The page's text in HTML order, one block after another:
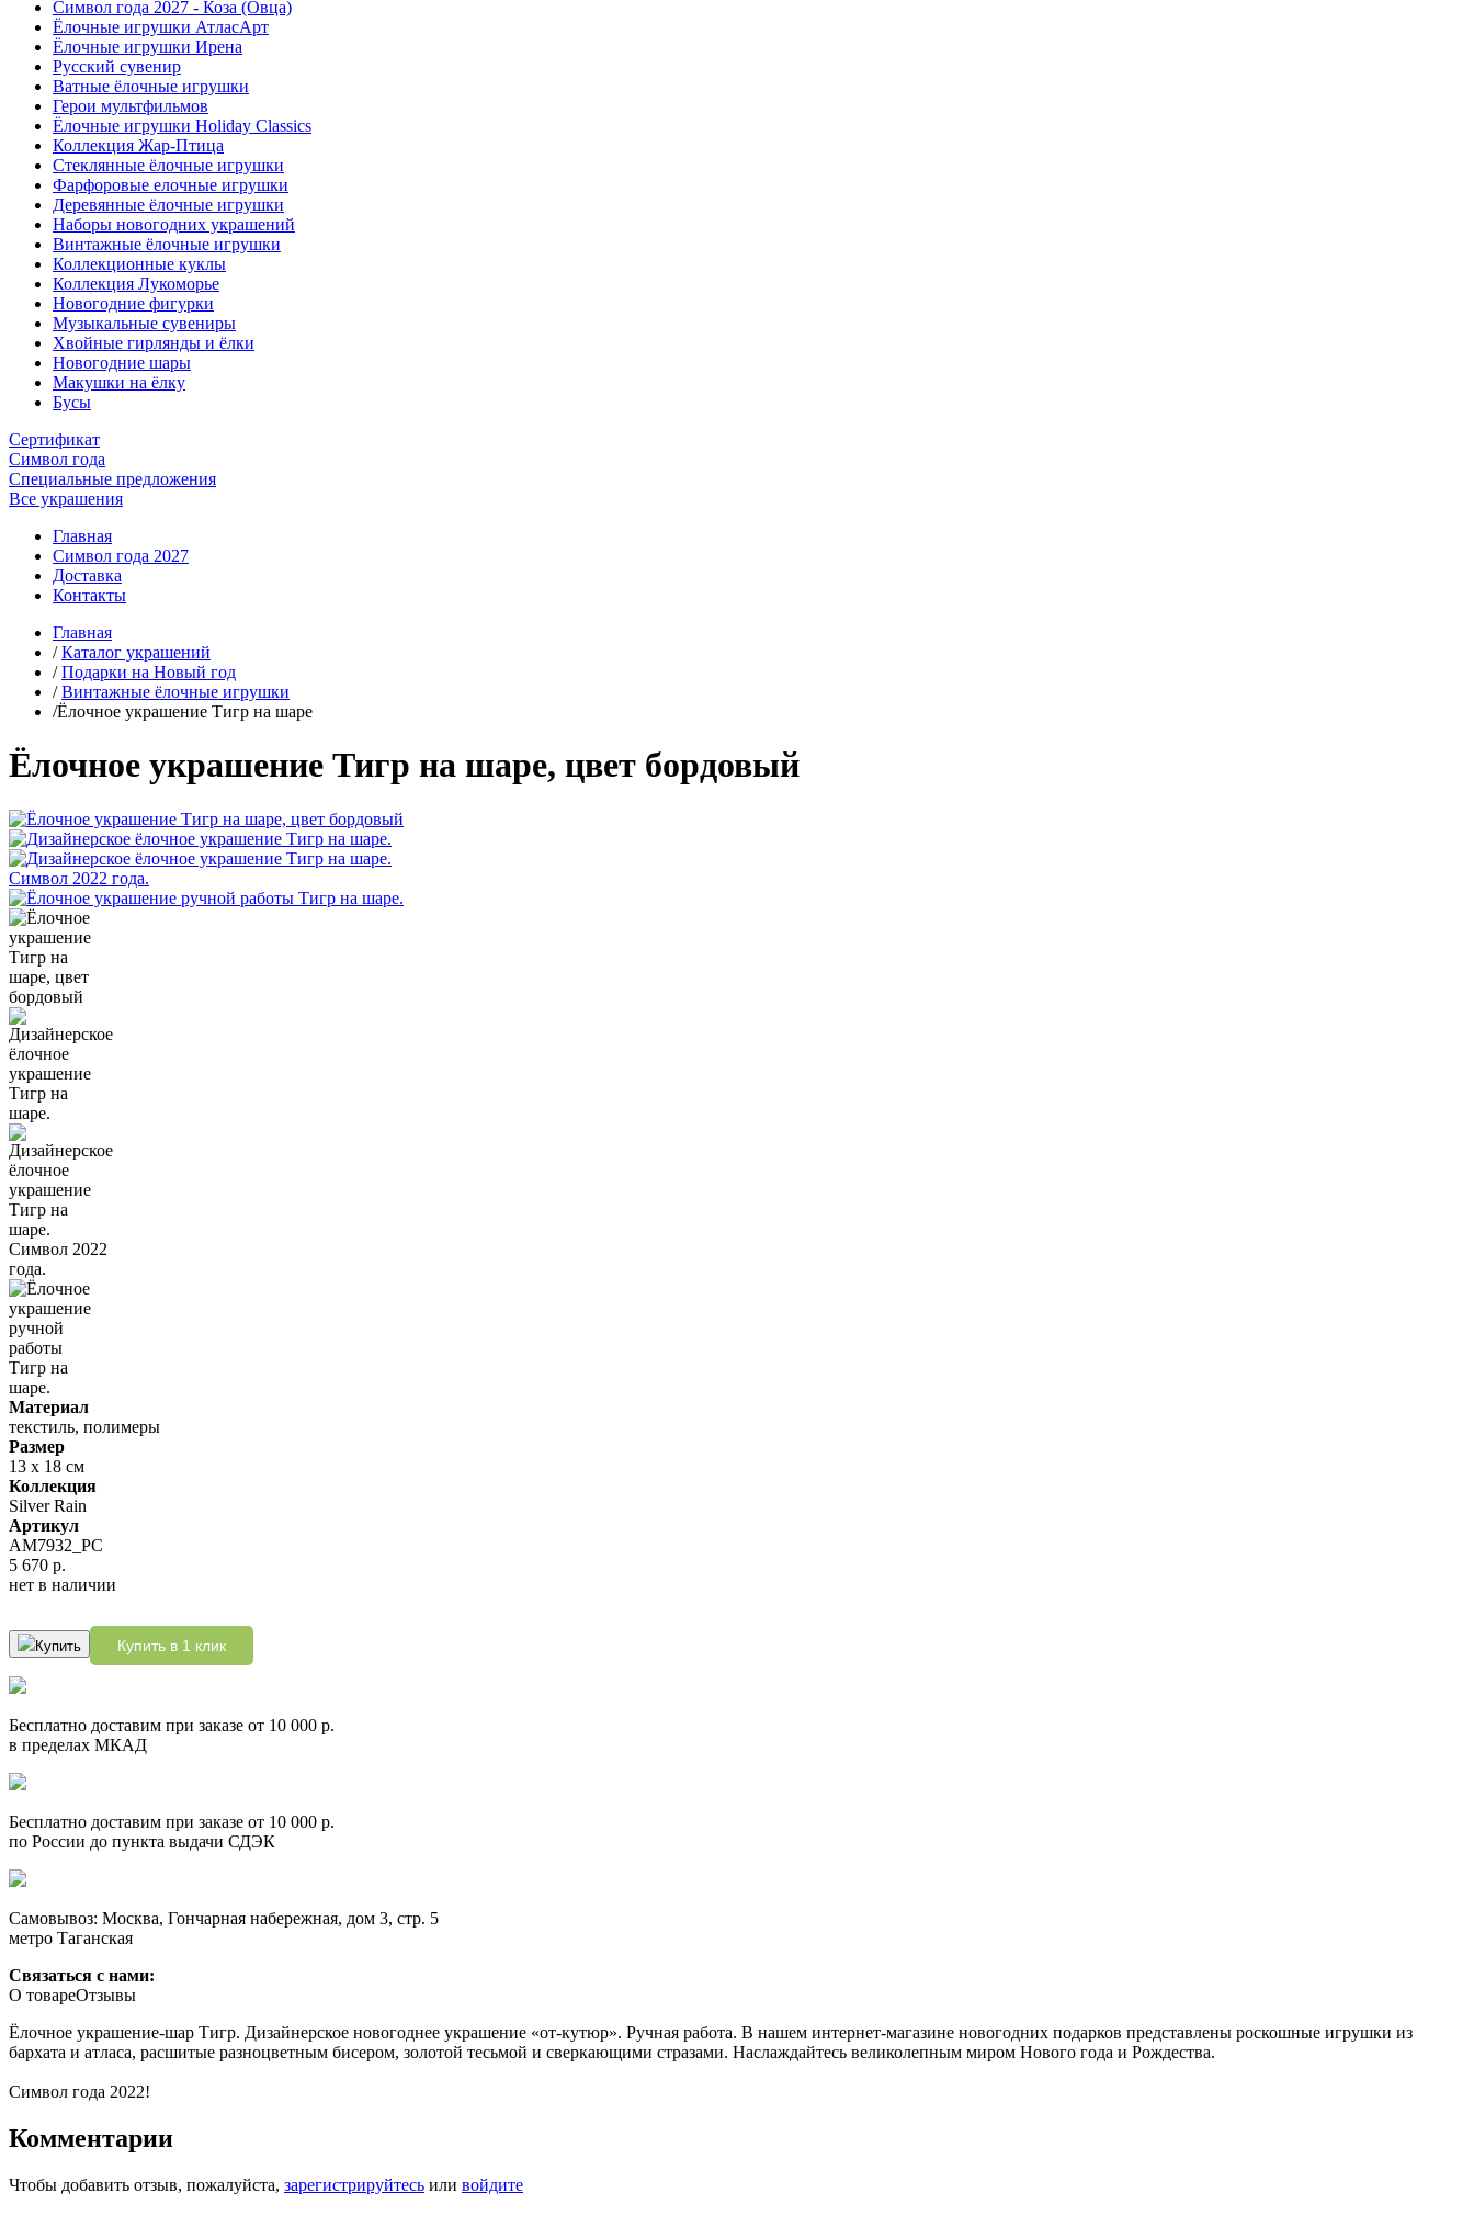
Символ года 2027 - Коза (Овца)
Ёлочные игрушки АтласАрт
Ёлочные игрушки Ирена
Русский сувенир
Ватные ёлочные игрушки
Герои мультфильмов
Ёлочные игрушки Holiday Classics
Коллекция Жар-Птица
Стеклянные ёлочные игрушки
Фарфоровые елочные игрушки
Деревянные ёлочные игрушки
Наборы новогодних украшений
Винтажные ёлочные игрушки
Коллекционные куклы
Коллекция Лукоморье
Новогодние фигурки
Музыкальные сувениры
Хвойные гирлянды и ёлки
Новогодние шары
Макушки на ёлку
Бусы
Сертификат
Символ года
Специальные предложения
Все украшения
Главная
Символ года 2027
Доставка
Контакты
Главная
/Каталог украшений
/Подарки на Новый год
/Винтажные ёлочные игрушки
/Ёлочное украшение Тигр на шаре
Ёлочное украшение Тигр на шаре, цвет бордовый
Материал
текстиль, полимеры
Размер
13 х 18 см
Коллекция
Silver Rain
Артикул
AM7932_PC
5 670 р.
нет в наличии
Купить Купить в 1 клик
Бесплатно доставим при заказе от 10 000 р.
в пределах МКАД
Бесплатно доставим при заказе от 10 000 р.
по России до пункта выдачи СДЭК
Самовывоз: Москва, Гончарная набережная, дом 3, стр. 5
метро Таганская
Связаться с нами:
О товареОтзывы
Ёлочное украшение-шар Тигр. Дизайнерское новогоднее украшение «от-кутюр». Ручная работа. В нашем интернет-магазине новогодних подарков представлены роскошные игрушки из
бархата и атласа, расшитые разноцветным бисером, золотой тесьмой и сверкающими стразами. Наслаждайтесь великолепным миром Нового года и Рождества.
Символ года 2022!
Комментарии
Чтобы добавить отзыв, пожалуйста, зарегистрируйтесь или войдите